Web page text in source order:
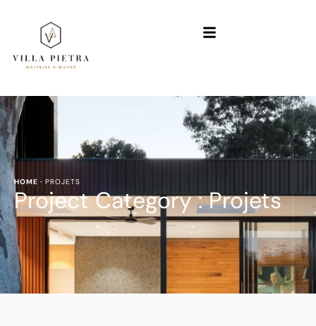
HOME · PROJETS
Project Category :Projets